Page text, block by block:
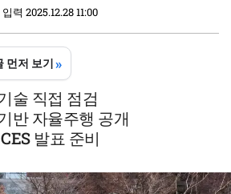
입력 2025.12.28 11:00
먼저 보기»
술 직접 점검
반 자율주행 공개
발표 준비